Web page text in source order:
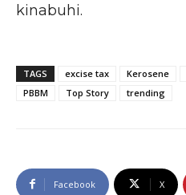
kinabuhi.
TAGS excise tax Kerosene
PBBM
Top Story trending
Facebook X